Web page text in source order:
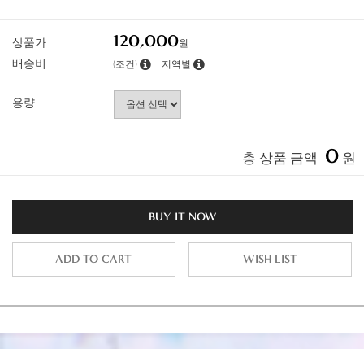
상품가 120,000원
배송비 (조건) 지역별
용량
총 상품 금액 0 원
BUY IT NOW
ADD TO CART WISH LIST